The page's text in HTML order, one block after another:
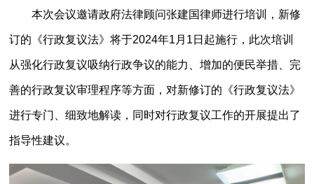
本次会议邀请政府法律顾问张建国律师进行培训，新修
订的《行政复议法》将于2024年1月1日起施行，此次培训
从强化行政复议吸纳行政争议的能力、增加的便民举措、完
善的行政复议审理程序等方面，对新修订的《行政复议法》
进行专门、细致地解读，同时对行政复议工作的开展提出了
指导性建议。